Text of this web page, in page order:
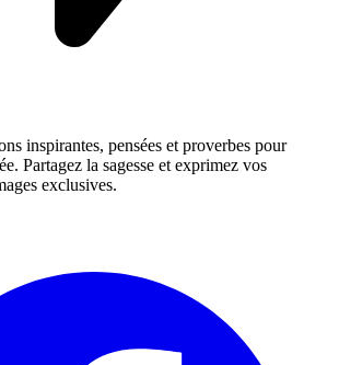
inspirantes, pensées et proverbes pour
Partagez la sagesse et exprimez vos
exclusives.